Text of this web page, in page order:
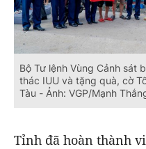
Bộ Tư lệnh Vùng Cảnh sát
thác IUU và tặng quà, cờ
Tàu - Ảnh: VGP/Mạnh
Tỉnh đã hoàn thành